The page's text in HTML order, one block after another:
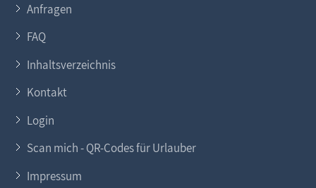
Anfragen
FAQ
Inhaltsverzeichnis
Kontakt
Login
Scan mich - QR-Codes für Urlauber
Impressum